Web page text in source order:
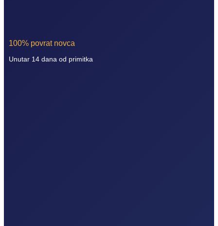
100% povrat novca
Unutar 14 dana od primitka